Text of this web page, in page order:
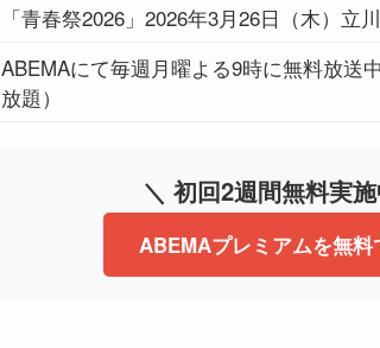
「青春祭2026」2026年3月26日（木）立
ABEMAにて毎週月曜よる9時に無料放送
放題）
＼ 初回2週間無料実
ABEMAプレミアムを無料